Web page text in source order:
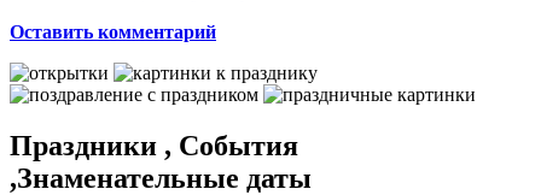
Оставить комментарий
Праздники , События
,Знаменательные даты